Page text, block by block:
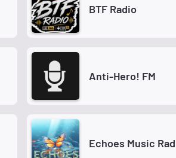
BTF Radio
Anti-Hero! FM
Echoes Music